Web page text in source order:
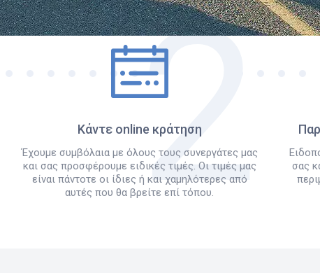
Πώς λειτουργεί
Κάντε online κράτηση
Έχουμε συμβόλαια με όλους τους συνεργάτες μας
και σας προσφέρουμε ειδικές τιμές. Οι τιμές μας
είναι πάντοτε οι ίδιες ή και χαμηλότερες από
αυτές που θα βρείτε επί τόπου.
σας